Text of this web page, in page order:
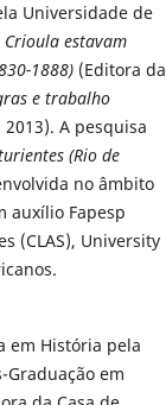
Universidade de
Crioula estavam
1888) (Editora da
e trabalho
A pesquisa
(Rio de
no âmbito
auxílio Fapesp
(CLAS), University
em História pela
Graduação em